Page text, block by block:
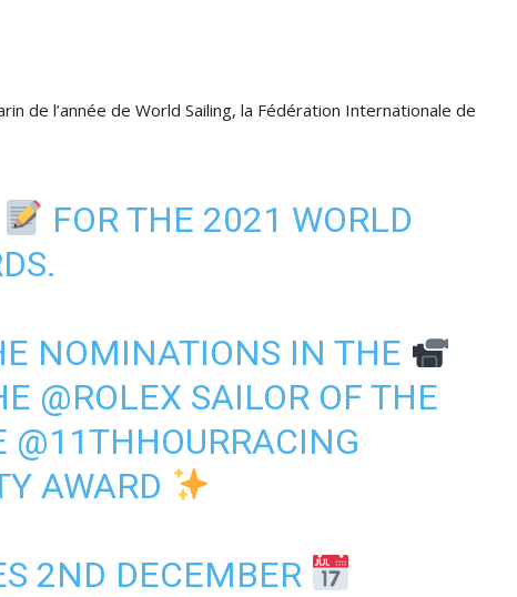
de l’année de World Sailing, la Fédération Internationale de
FOR THE 2021 WORLD
NOMINATIONS IN THE
@ROLEX SAILOR OF THE
@11THHOURRACING
AWARD
2ND DECEMBER